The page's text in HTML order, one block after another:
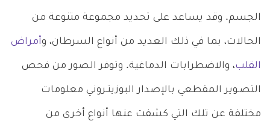
الجسم. وقد يساعد على تحديد مجموعة متنوعة من
الحالات، بما في ذلك العديد من أنواع السرطان، وأمراض
القلب، والاضطرابات الدماغية. وتوفر الصور من فحص
التصـوير المقطعي بالإصدار البوزيتـروني معلومات
مختلفة عن تلك التي كشفت عنها أنواع أخرى من